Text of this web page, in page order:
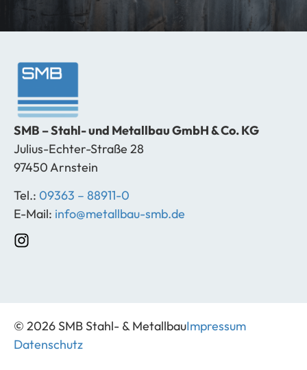
SMB – Stahl- und Metallbau GmbH & Co. KG
Julius-Echter-Straße 28
97450 Arnstein
Tel.: 09363 – 88911-0
E-Mail: info@metallbau-smb.de
© 2026 SMB Stahl- & MetallbauImpressum
Datenschutz